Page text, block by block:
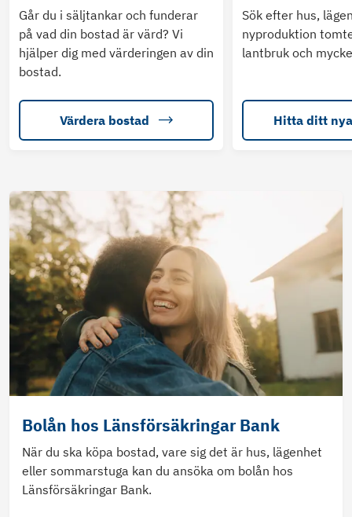
Går du i säljtankar och funderar
på vad din bostad är värd? Vi
hjälper dig med värderingen av din
bostad.
Värdera bostad
Sök efter hus,
nyproduktion
lantbruk och
Hitta ditt
Bolån hos Länsförsäkringar Bank
När du ska köpa bostad, vare sig det är hus, lägenhet
eller sommarstuga kan du ansöka om bolån hos
Länsförsäkringar Bank.